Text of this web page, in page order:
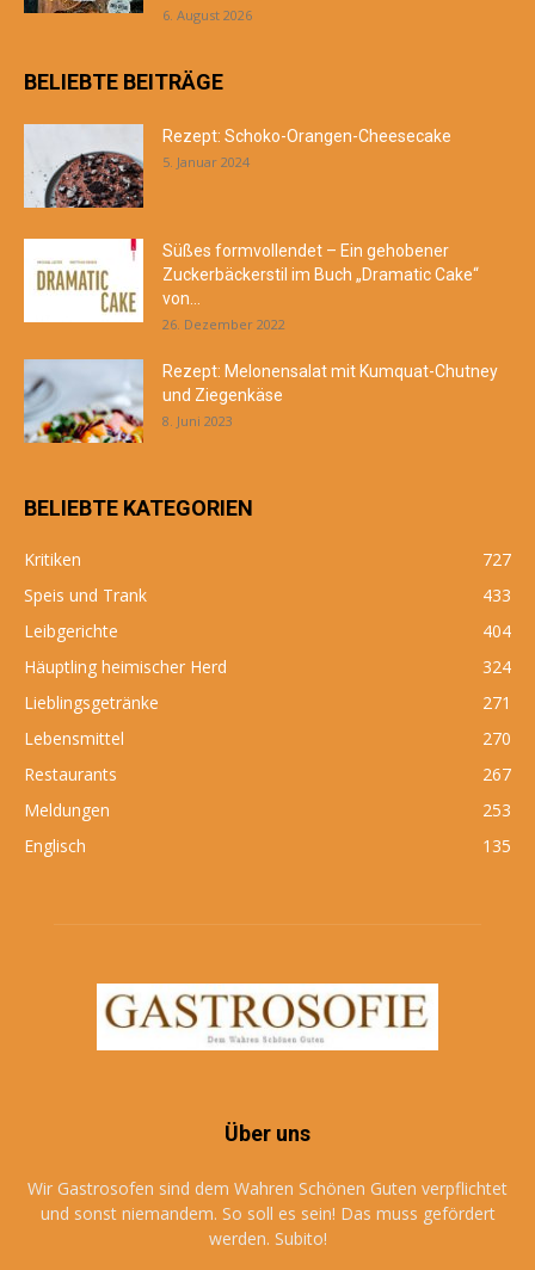
6. August 2026
BELIEBTE BEITRÄGE
Rezept: Schoko-Orangen-Cheesecake
5. Januar 2024
Süßes formvollendet – Ein gehobener
Zuckerbäckerstil im Buch „Dramatic Cake“
von...
26. Dezember 2022
Rezept: Melonensalat mit Kumquat-Chutney
und Ziegenkäse
8. Juni 2023
BELIEBTE KATEGORIEN
Kritiken
727
Speis und Trank
433
Leibgerichte
404
Häuptling heimischer Herd
324
Lieblingsgetränke
271
Lebensmittel
270
Restaurants
267
Meldungen
253
Englisch
135
Über uns
Wir Gastrosofen sind dem Wahren Schönen Guten verpflichtet
und sonst niemandem. So soll es sein! Das muss gefördert
werden. Subito!